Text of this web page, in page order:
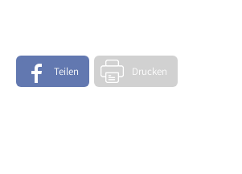
Teilen Drucken